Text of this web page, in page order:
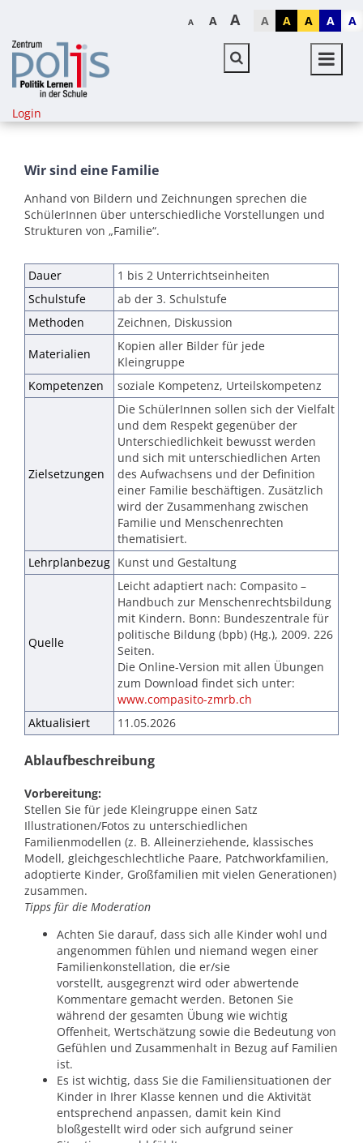
A A A A A A A A
Login
Wir sind eine Familie
Anhand von Bildern und Zeichnungen sprechen die
SchülerInnen über unterschiedliche Vorstellungen und
Strukturen von „Familie“.
Dauer
1 bis 2 Unterrichtseinheiten
Schulstufe
ab der 3. Schulstufe
Methoden
Zeichnen, Diskussion
Materialien
Kopien aller Bilder für jede
Kleingruppe
Kompetenzen
soziale Kompetenz, Urteilskompetenz
Zielsetzungen
Die SchülerInnen sollen sich der Vielfalt
und dem Respekt gegenüber der
Unterschiedlichkeit bewusst werden
und sich mit unterschiedlichen Arten
des Aufwachsens und der Definition
einer Familie beschäftigen. Zusätzlich
wird der Zusammenhang zwischen
Familie und Menschenrechten
thematisiert.
Lehrplanbezug Kunst und Gestaltung
Quelle
Leicht adaptiert nach: Compasito –
Handbuch zur Menschenrechtsbildung
mit Kindern. Bonn: Bundeszentrale für
politische Bildung (bpb) (Hg.), 2009. 226
Seiten.
Die Online-Version mit allen Übungen
zum Download findet sich unter:
www.compasito-zmrb.ch
Aktualisiert
11.05.2026
Ablaufbeschreibung
Vorbereitung:
Stellen Sie für jede Kleingruppe einen Satz
Illustrationen/Fotos zu unterschiedlichen
Familienmodellen (z. B. Alleinerziehende, klassisches
Modell, gleichgeschlechtliche Paare, Patchworkfamilien,
adoptierte Kinder, Großfamilien mit vielen Generationen)
zusammen.
Tipps für die Moderation
Achten Sie darauf, dass sich alle Kinder wohl und
angenommen fühlen und niemand wegen einer
Familienkonstellation, die er/sie
vorstellt, ausgegrenzt wird oder abwertende
Kommentare gemacht werden. Betonen Sie
während der gesamten Übung wie wichtig
Offenheit, Wertschätzung sowie die Bedeutung von
Gefühlen und Zusammenhalt in Bezug auf Familien
ist.
Es ist wichtig, dass Sie die Familiensituationen der
Kinder in Ihrer Klasse kennen und die Aktivität
entsprechend anpassen, damit kein Kind
bloßgestellt wird oder sich aufgrund seiner